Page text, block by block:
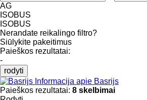
AG
ISOBUS
ISOBUS
Nerandate reikalingo filtro?
Siūlykite pakeitimus
Paieškos rezultatai:
-
rodyti
Informacija apie Basrijs
Paieškos rezultatai: 8 skelbimai